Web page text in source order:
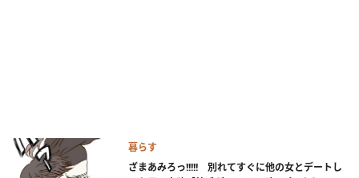
暮らす
ざまあみろっ!!!!! 別れてすぐに他の女とデートし